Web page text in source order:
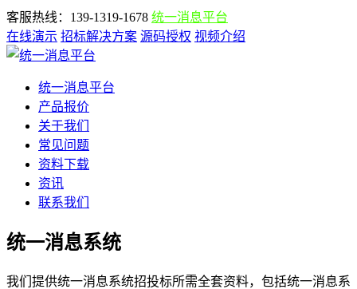
客服热线：139-1319-1678 统一消息平台
在线演示 招标解决方案 源码授权 视频介绍
统一消息平台
产品报价
关于我们
常见问题
资料下载
资讯
联系我们
统一消息系统
我们提供统一消息系统招投标所需全套资料，包括统一消息系